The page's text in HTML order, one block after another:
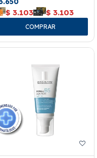
$ 3.103 $ 3.103